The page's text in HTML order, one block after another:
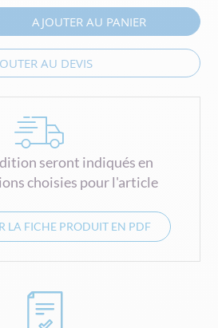
AJOUTER AU PANIER
AU DEVIS
seront indiqués en
choisies pour l'article
LA FICHE PRODUIT EN PDF